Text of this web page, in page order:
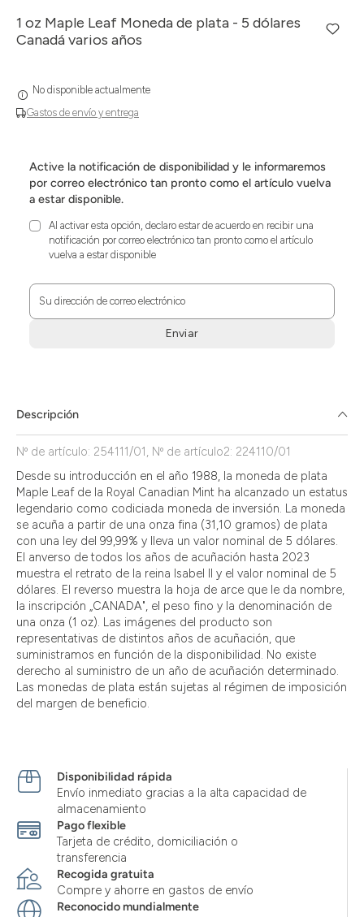
1 oz Maple Leaf Moneda de plata - 5 dólares
Canadá varios años
Gastos de envío y entrega
No disponible actualmente
Active la notificación de disponibilidad y le informaremos
por correo electrónico tan pronto como el artículo vuelva
a estar disponible.
Al activar esta opción, declaro estar de acuerdo en recibir una
notificación por correo electrónico tan pronto como el artículo
vuelva a estar disponible
Su dirección de correo electrónico
Enviar
die
Zustimmung
aktivieren.
Descripción
Nº de artículo: 254111/01, Nº de artículo2: 224110/01
Desde su introducción en el año 1988, la moneda de plata
Maple Leaf de la Royal Canadian Mint ha alcanzado un estatus
legendario como codiciada moneda de inversión. La moneda
se acuña a partir de una onza fina (31,10 gramos) de plata
con una ley del 99,99% y lleva un valor nominal de 5 dólares.
El anverso de todos los años de acuñación hasta 2023
muestra el retrato de la reina Isabel II y el valor nominal de 5
dólares. El reverso muestra la hoja de arce que le da nombre,
la inscripción „CANADA", el peso fino y la denominación de
una onza (1 oz). Las imágenes del producto son
representativas de distintos años de acuñación, que
suministramos en función de la disponibilidad. No existe
derecho al suministro de un año de acuñación determinado.
Las monedas de plata están sujetas al régimen de imposición
del margen de beneficio.
Disponibilidad rápida
Envío inmediato gracias a la alta capacidad de
almacenamiento
Pago flexible
Tarjeta de crédito, domiciliación o
transferencia
Recogida gratuita
Compre y ahorre en gastos de envío
Reconocido mundialmente